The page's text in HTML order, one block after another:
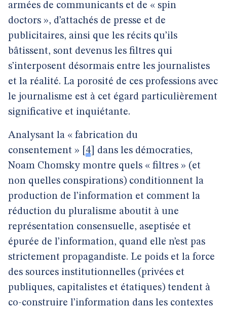
armées de communicants et de « spin
doctors », d’attachés de presse et de
publicitaires, ainsi que les récits qu’ils
bâtissent, sont devenus les filtres qui
s’interposent désormais entre les journalistes
et la réalité. La porosité de ces professions avec
le journalisme est à cet égard particulièrement
significative et inquiétante.
Analysant la « fabrication du
consentement »
4
dans les démocraties,
Noam Chomsky montre quels « filtres » (et
non quelles conspirations) conditionnent la
production de l’information et comment la
réduction du pluralisme aboutit à une
représentation consensuelle, aseptisée et
épurée de l’information, quand elle n’est pas
strictement propagandiste. Le poids et la force
des sources institutionnelles (privées et
publiques, capitalistes et étatiques) tendent à
co-construire l’information dans les contextes